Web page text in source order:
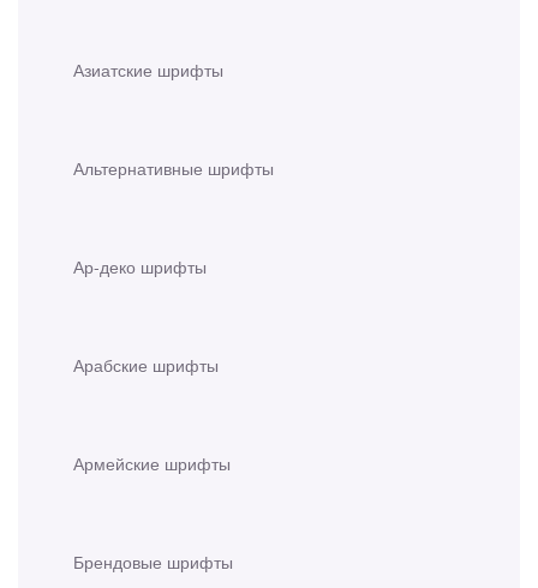
Азиатские шрифты
Альтернативные шрифты
Ар-деко шрифты
Арабские шрифты
Армейские шрифты
Брендовые шрифты